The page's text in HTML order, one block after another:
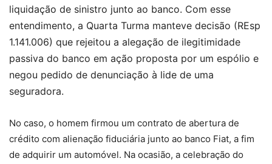
liquidação de sinistro junto ao banco. Com esse
entendimento, a Quarta Turma manteve decisão (REsp
1.141.006) que rejeitou a alegação de ilegitimidade
passiva do banco em ação proposta por um espólio e
negou pedido de denunciação à lide de uma
seguradora.
No caso, o homem firmou um contrato de abertura de
crédito com alienação fiduciária junto ao banco Fiat, a fim
de adquirir um automóvel. Na ocasião, a celebração do